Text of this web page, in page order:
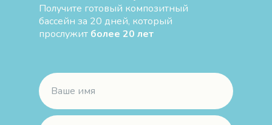
Получите готовый композитный
бассейн за 20 дней, который
прослужит более 20 лет